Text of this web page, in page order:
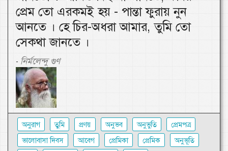
প্রেম তো এরকমই হয় - পান্তা ফুরায় নুন
আনতে । হে চির-অধরা আমার, তুমি তো
সেকথা জানতে ।
- নির্মলেন্দু গুণ
অনুরাগ তুমি প্রণয় অনুভব অনুভুতি
প্রেমপত্র
ভালোবাসা দিবস
আবেগ প্রেমিকা প্রেমিক
অনুভূতি